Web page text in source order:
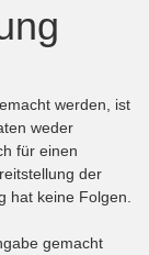
werden, ist
weder
für einen
der
hat keine Folgen.
gemacht